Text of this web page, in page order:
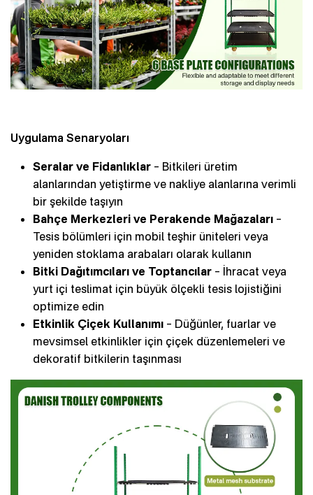
Uygulama Senaryoları
Seralar ve Fidanlıklar – Bitkileri üretim
alanlarından yetiştirme ve nakliye alanlarına verimli
bir şekilde taşıyın
Bahçe Merkezleri ve Perakende Mağazaları –
Tesis bölümleri için mobil teşhir üniteleri veya
yeniden stoklama arabaları olarak kullanın
Bitki Dağıtımcıları ve Toptancılar – İhracat veya
yurt içi teslimat için büyük ölçekli tesis lojistiğini
optimize edin
Etkinlik Çiçek Kullanımı – Düğünler, fuarlar ve
mevsimsel etkinlikler için çiçek düzenlemeleri ve
dekoratif bitkilerin taşınması